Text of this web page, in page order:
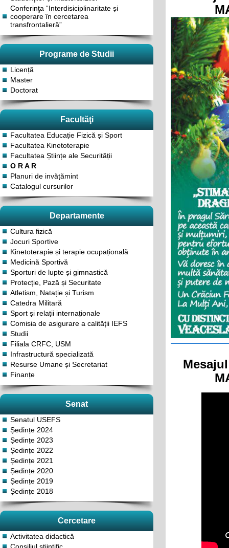
Conferinţa “Interdisiciplinaritate și
cooperare în cercetarea
transfrontalieră”
Programe de Studii
Licență
Master
Doctorat
Facultăţi
Facultatea Educație Fizică și Sport
Facultatea Kinetoterapie
Facultatea Științe ale Securității
O R A R
Planuri de invățămint
Catalogul cursurilor
Departamente
Cultura fizică
Jocuri Sportive
Kinetoterapie și terapie ocupațională
Medicină Sportivă
Sporturi de lupte și gimnastică
Protecție, Pază și Securitate
Atletism, Natație și Turism
Catedra Militară
Sport și relații internaționale
Comisia de asigurare a calității IEFS
Studii
Filiala CRFC, USM
Infrastructură specializată
Resurse Umane și Secretariat
Finanțe
Senat
Senatul USEFS
Ședințe 2024
Ședințe 2023
Ședințe 2022
Ședințe 2021
Ședințe 2020
Ședințe 2019
Ședințe 2018
Cercetare
Activitatea didactică